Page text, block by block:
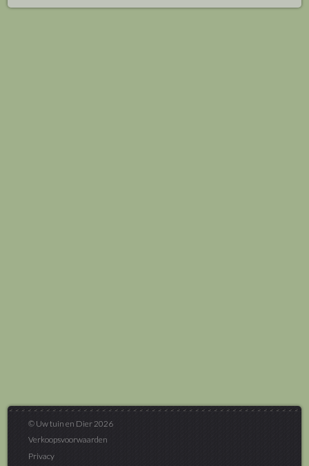
© Uw tuin en Dier 2026
Verkoopsvoorwaarden
Privacy